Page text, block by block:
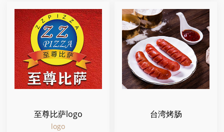
至尊比萨logo
logo
台湾烤肠